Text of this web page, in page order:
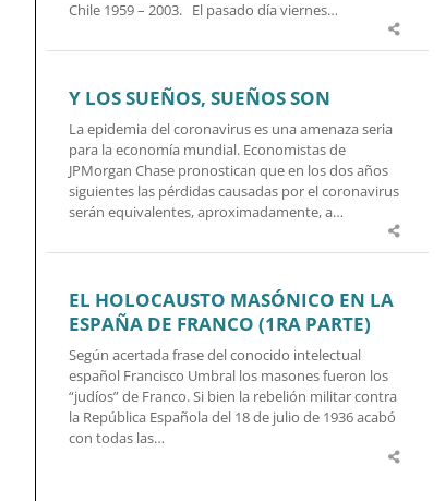
Chile 1959 – 2003. El pasado día viernes…
Y LOS SUEÑOS, SUEÑOS SON
La epidemia del coronavirus es una amenaza seria
para la economía mundial. Economistas de
JPMorgan Chase pronostican que en los dos años
siguientes las pérdidas causadas por el coronavirus
serán equivalentes, aproximadamente, a…
EL HOLOCAUSTO MASÓNICO EN LA
ESPAÑA DE FRANCO (1RA PARTE)
Según acertada frase del conocido intelectual
español Francisco Umbral los masones fueron los
“judíos” de Franco. Si bien la rebelión militar contra
la República Española del 18 de julio de 1936 acabó
con todas las…